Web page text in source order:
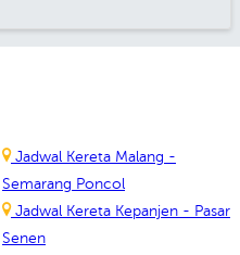
Jadwal Kereta Malang -
Semarang Poncol
Jadwal Kereta Kepanjen - Pasar
Senen